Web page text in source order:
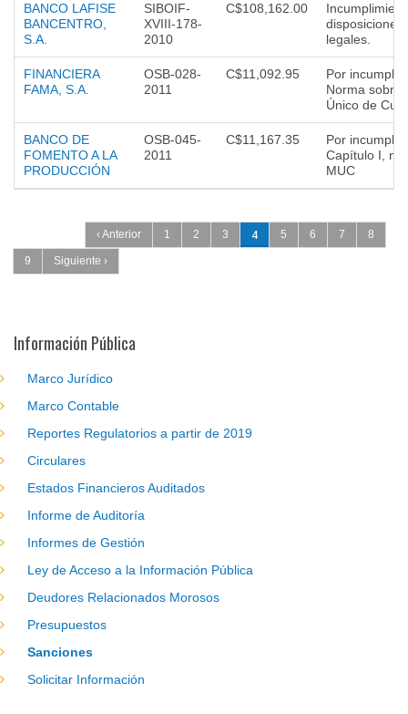
BANCO LAFISE
BANCENTRO,
S.A.
SIBOIF-
XVIII-178-
2010
C$108,162.00
disposiciones
legales.
FINANCIERA
FAMA, S.A.
OSB-028-
2011
C$11,092.95
Por
Norma sobre
Único de
BANCO DE
FOMENTO A LA
PRODUCCIÓN
OSB-045-
2011
C$11,167.35
Por
Capítulo I,
MUC
Páginas
‹ Anterior 1 2 3 4 5 6 7 8
9 Siguiente ›
Información Pública
Marco Jurídico
Marco Contable
Reportes Regulatorios a partir de 2019
Circulares
Estados Financieros Auditados
Informe de Auditoría
Informes de Gestión
Ley de Acceso a la Información Pública
Deudores Relacionados Morosos
Presupuestos
Sanciones
Solicitar Información